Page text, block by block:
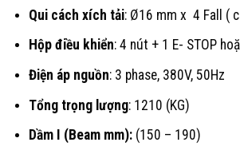
Qui cách xích tải: Ø16 mm x 4 Fall (
Hộp điều khiển: 4 nút + 1 E- STOP
Điện áp nguồn: 3 phase, 380V, 50Hz
Tổng trọng lượng: 1210 (KG)
Dầm I (Beam mm):(150 – 190)